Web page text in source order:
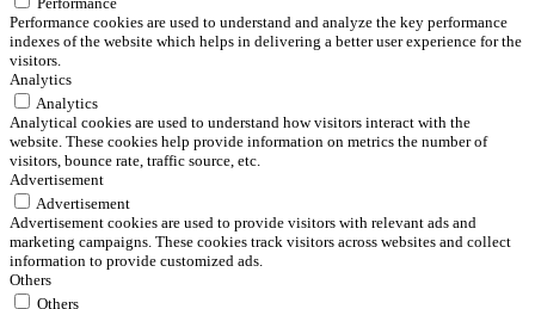
Performance cookies are used to understand and analyze the key performance
indexes of the website which helps in delivering a better user experience for the
visitors.
Analytics
Analytics
Analytical cookies are used to understand how visitors interact with the
website. These cookies help provide information on metrics the number of
visitors, bounce rate, traffic source, etc.
Advertisement
Advertisement
Advertisement cookies are used to provide visitors with relevant ads and
marketing campaigns. These cookies track visitors across websites and collect
information to provide customized ads.
Others
Others